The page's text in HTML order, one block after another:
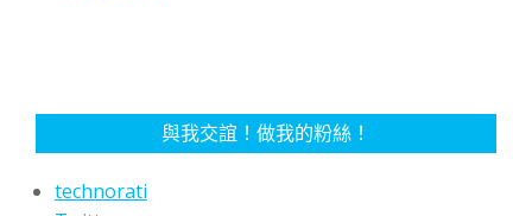
與我交誼！做我的粉絲！
technorati